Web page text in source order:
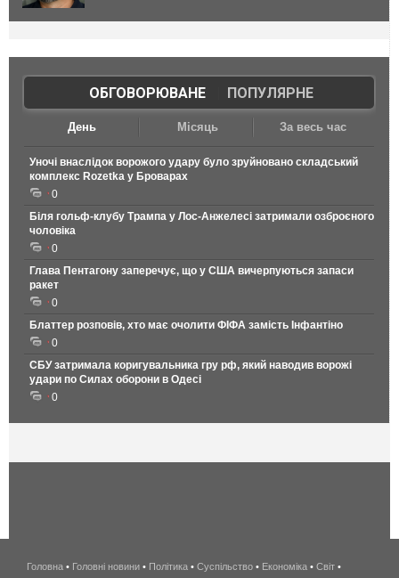
ОБГОВОРЮВАНЕ| ПОПУЛЯРНЕ
День Місяць За весь час
Уночі внаслідок ворожого удару було зруйновано складський
комплекс Rozetka у Броварах
0
Біля гольф-клубу Трампа у Лос-Анжелесі затримали озброєного
чоловіка
0
Глава Пентагону заперечує, що у США вичерпуються запаси
ракет
0
Блаттер розповів, хто має очолити ФІФА замість Інфантіно
0
СБУ затримала коригувальника гру рф, який наводив ворожі
удари по Силах оборони в Одесі
0
беспроводной
Головна • Головні новини • Політика • Суспільство • Економіка • Світ •